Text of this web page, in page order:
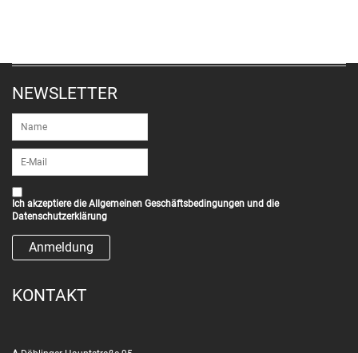
NEWSLETTER
Ich akzeptiere dieAllgemeinen Geschäftsbedingungen und die
Datenschutzerklärung
KONTAKT